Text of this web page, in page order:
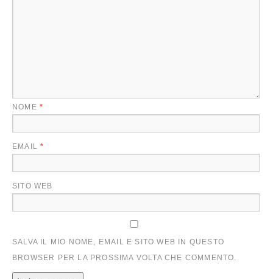
NOME *
EMAIL*
SITO WEB
SALVA IL MIO NOME, EMAIL E SITO WEB IN QUESTO
BROWSER PER LA PROSSIMA VOLTA CHE COMMENTO.